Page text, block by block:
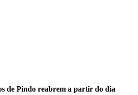
de Pindo reabrem a partir do dia